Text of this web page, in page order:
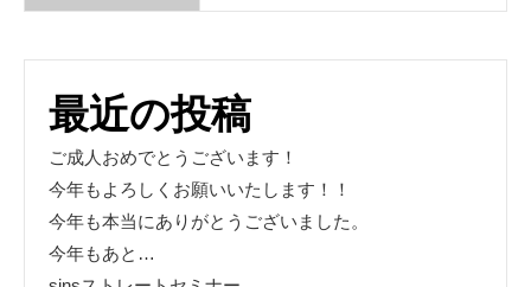
最近の投稿
ご成人おめでとうございます！
今年もよろしくお願いいたします！！
今年も本当にありがとうございました。
今年もあと…